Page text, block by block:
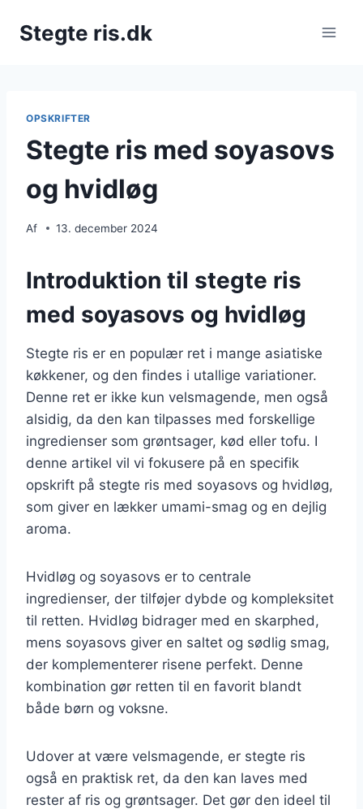
Stegte ris.dk
OPSKRIFTER
Stegte ris med soyasovs
og hvidløg
Af 13. december 2024
Introduktion til stegte ris
med soyasovs og hvidløg
Stegte ris er en populær ret i mange asiatiske
køkkener, og den findes i utallige variationer.
Denne ret er ikke kun velsmagende, men også
alsidig, da den kan tilpasses med forskellige
ingredienser som grøntsager, kød eller tofu. I
denne artikel vil vi fokusere på en specifik
opskrift på stegte ris med soyasovs og hvidløg,
som giver en lækker umami-smag og en dejlig
aroma.
Hvidløg og soyasovs er to centrale
ingredienser, der tilføjer dybde og kompleksitet
til retten. Hvidløg bidrager med en skarphed,
mens soyasovs giver en saltet og sødlig smag,
der komplementerer risene perfekt. Denne
kombination gør retten til en favorit blandt
både børn og voksne.
Udover at være velsmagende, er stegte ris
også en praktisk ret, da den kan laves med
rester af ris og grøntsager. Det gør den ideel til